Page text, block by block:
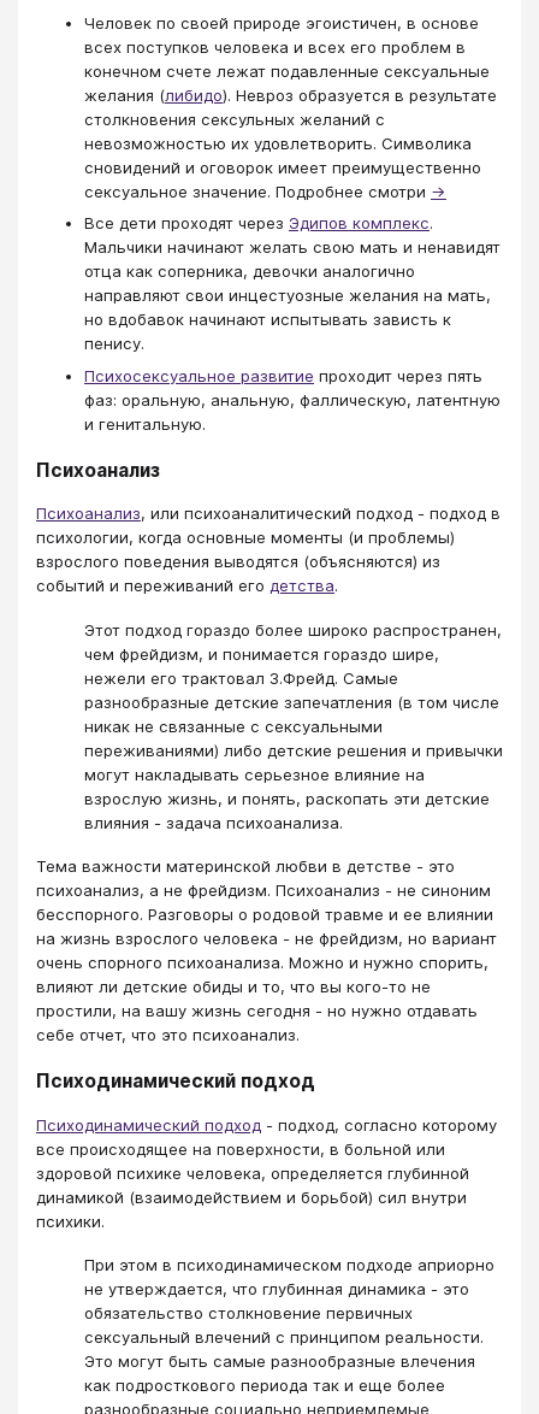
Человек по своей природе эгоистичен, в основе
всех поступков человека и всех его проблем в
конечном счете лежат подавленные сексуальные
желания (либидо). Невроз образуется в результате
столкновения сексульных желаний с
невозможностью их удовлетворить. Символика
сновидений и оговорок имеет преимущественно
сексуальное значение. Подробнее смотри →
Все дети проходят через Эдипов комплекс.
Мальчики начинают желать свою мать и ненавидят
отца как соперника, девочки аналогично
направляют свои инцестуозные желания на мать,
но вдобавок начинают испытывать зависть к
пенису.
Психосексуальное развитие проходит через пять
фаз: оральную, анальную, фаллическую, латентную
и генитальную.
Психоанализ
Психоанализ, или психоаналитический подход - подход в
психологии, когда основные моменты (и проблемы)
взрослого поведения выводятся (объясняются) из
событий и переживаний его детства.
Этот подход гораздо более широко распространен,
чем фрейдизм, и понимается гораздо шире,
нежели его трактовал З.Фрейд. Самые
разнообразные детские запечатления (в том числе
никак не связанные с сексуальными
переживаниями) либо детские решения и привычки
могут накладывать серьезное влияние на
взрослую жизнь, и понять, раскопать эти детские
влияния - задача психоанализа.
Тема важности материнской любви в детстве - это
психоанализ, а не фрейдизм. Психоанализ - не синоним
бесспорного. Разговоры о родовой травме и ее влиянии
на жизнь взрослого человека - не фрейдизм, но вариант
очень спорного психоанализа. Можно и нужно спорить,
влияют ли детские обиды и то, что вы кого-то не
простили, на вашу жизнь сегодня - но нужно отдавать
себе отчет, что это психоанализ.
Психодинамический подход
Психодинамический подход - подход, согласно которому
все происходящее на поверхности, в больной или
здоровой психике человека, определяется глубинной
динамикой (взаимодействием и борьбой) сил внутри
психики.
При этом в психодинамическом подходе априорно
не утверждается, что глубинная динамика - это
обязательство столкновение первичных
сексуальный влечений с принципом реальности.
Это могут быть самые разнообразные влечения
как подросткового периода так и еще более
разнообразные социально неприемлемые